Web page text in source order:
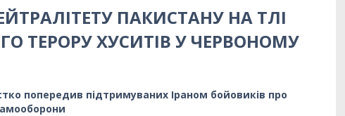
ПАКИСТАНУ НА ТЛІ
ТЕРОРУ ХУСИТІВ У ЧЕРВОНОМУ
попередив підтримуваних Іраном бойовиків про